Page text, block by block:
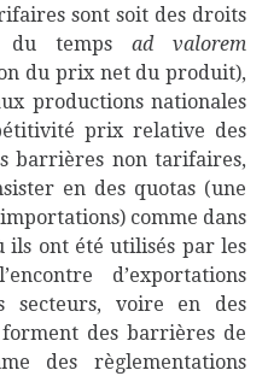
sont soit des droits
du tempsad valorem
du prix net du produit),
productions nationales
prix relative des
barrières non tarifaires,
en des quotas (une
comme dans
ils ont été utilisés par les
d’exportations
secteurs, voire en des
des barrières de
des règlementations